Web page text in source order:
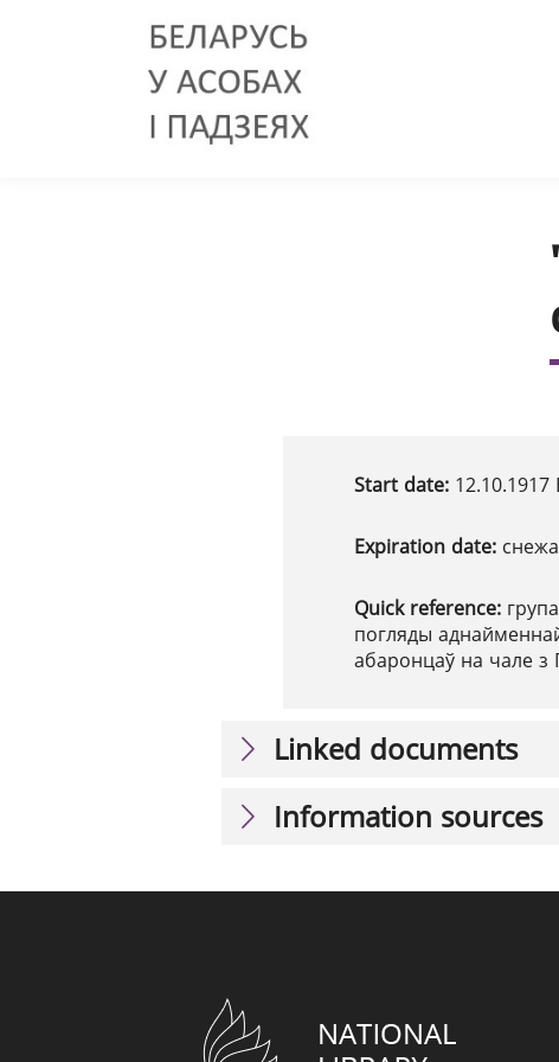
Start date: 12.10.1917
Expiration date:
Quick reference:
погляды
абаронцаў на чале з
Linked documents
Information sources